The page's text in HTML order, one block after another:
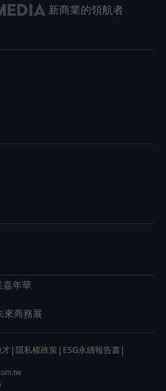
新商業的領航者
年華
商務展
| 隱私權政策 | ESG永續報告書 |